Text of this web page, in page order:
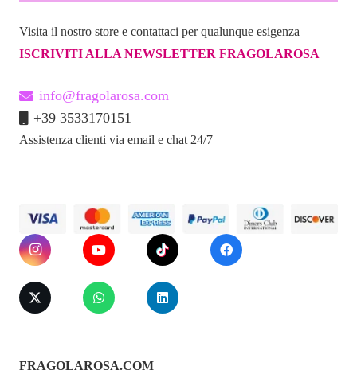
Visita il nostro store e contattaci per qualunque esigenza
ISCRIVITI ALLA NEWSLETTER FRAGOLAROSA
info@fragolarosa.com
+39 3533170151
Assistenza clienti via email e chat 24/7
FRAGOLAROSA.COM